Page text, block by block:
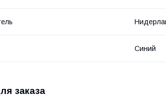
Синий
заказа